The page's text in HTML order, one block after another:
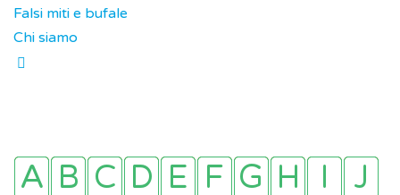
Falsi miti e bufale
Chi siamo